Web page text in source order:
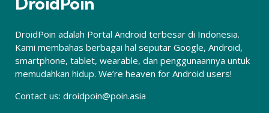
DroidPoin adalah Portal Android terbesar di Indonesia.
Kami membahas berbagai hal seputar Google, Android,
smartphone, tablet, wearable, dan penggunaannya untuk
memudahkan hidup. We’re heaven for Android users!
Contact us: droidpoin@poin.asia